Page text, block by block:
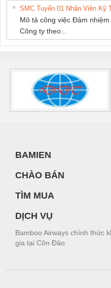
SMC Tuyển 01 Nhân Viên Kỹ
Mô tả công việc Đảm
Công ty theo...
BAMIEN
CHÀO BÁN
TÌM MUA
DỊCH VỤ
Bamboo Airways chính thức
gia tại Côn Đảo